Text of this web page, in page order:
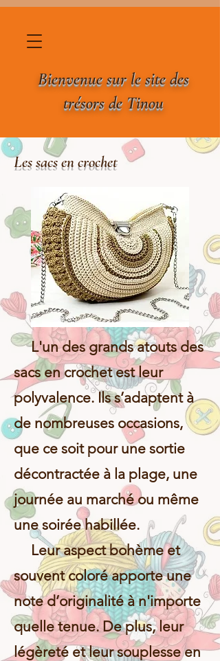
Bienvenue sur le site des
trésors de Tinou
Les sacs en crochet
L'un des grands atouts des
sacs en crochet est leur
polyvalence. Ils s’adaptent à
de nombreuses occasions,
que ce soit pour une sortie
décontractée à la plage, une
journée au marché ou même
une soirée habillée.
Leur aspect bohème et
souvent coloré apporte une
note d’originalité à n'importe
quelle tenue. De plus, leur
légèreté et leur souplesse en